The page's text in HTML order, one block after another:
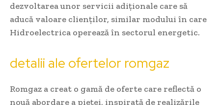
dezvoltarea unor servicii adiționale care să
aducă valoare clienților, similar modului în care
Hidroelectrica operează în sectorul energetic.
detalii ale ofertelor romgaz
Romgaz a creat o gamă de oferte care reflectă o
nouă abordare a pieței, inspirată de realizările